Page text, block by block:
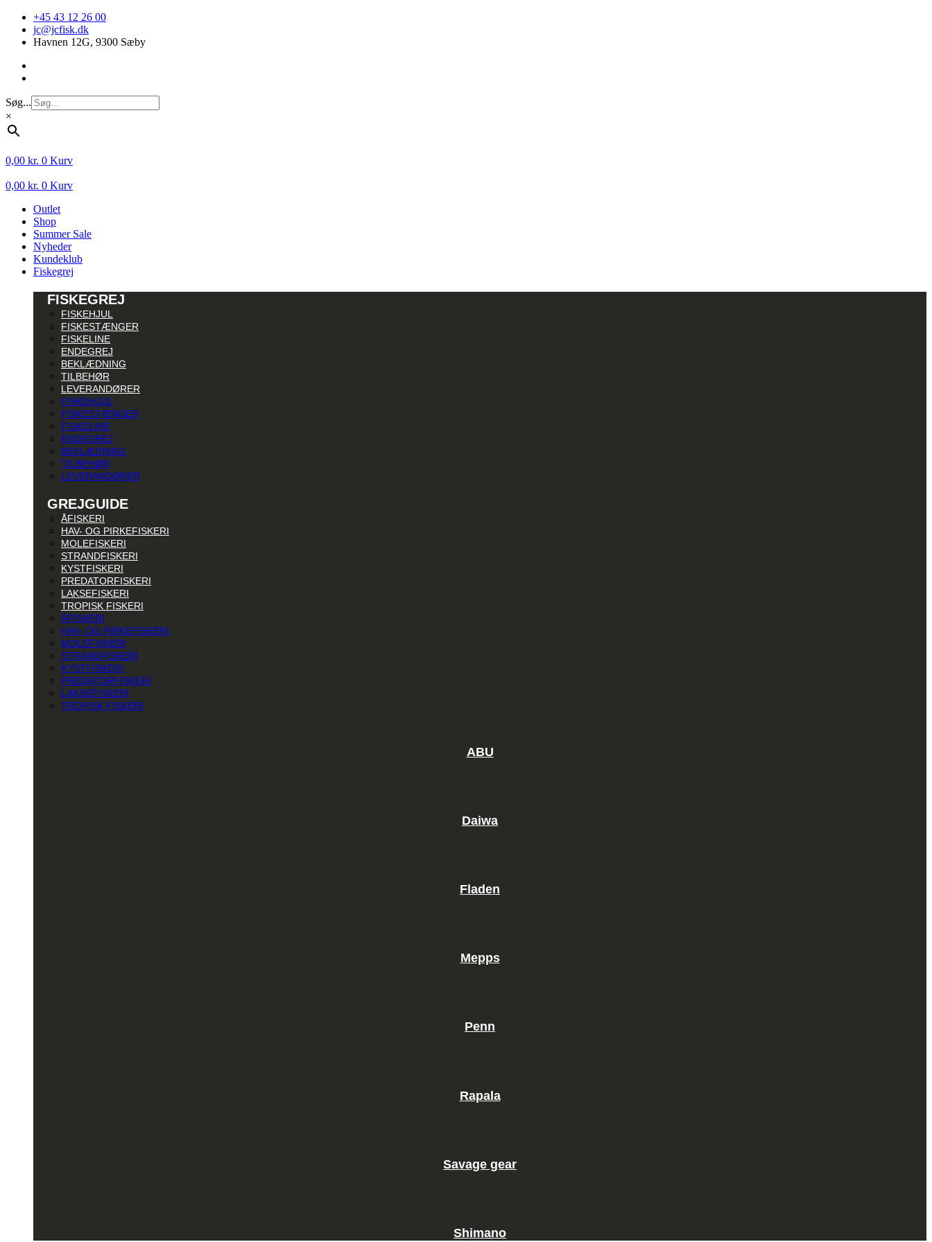
Videre
indhold
+45 43 12 26 00
jc@jcfisk.dk
Havnen 12G, 9300 Sæby
Søg...
×
0,00 kr. 0 Kurv
0,00 kr. 0 Kurv
Outlet
Shop
Summer Sale
Nyheder
Kundeklub
Fiskegrej
FISKEGREJ
FISKEHJUL
FISKESTÆNGER
FISKELINE
ENDEGREJ
BEKLÆDNING
TILBEHØR
LEVERANDØRER
FISKEHJUL
FISKESTÆNGER
FISKELINE
ENDEGREJ
BEKLÆDNING
TILBEHØR
LEVERANDØRER
GREJGUIDE
ÅFISKERI
HAV- OG PIRKEFISKERI
MOLEFISKERI
STRANDFISKERI
KYSTFISKERI
PREDATORFISKERI
LAKSEFISKERI
TROPISK FISKERI
ÅFISKERI
HAV- OG PIRKEFISKERI
MOLEFISKERI
STRANDFISKERI
KYSTFISKERI
PREDATORFISKERI
LAKSEFISKERI
TROPISK FISKERI
ABU
Daiwa
Fladen
Mepps
Penn
Rapala
Savage gear
Shimano